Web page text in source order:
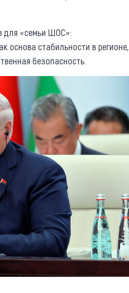
для «семьи ШОС»:
основа стабильности в регионе,
безопасность.